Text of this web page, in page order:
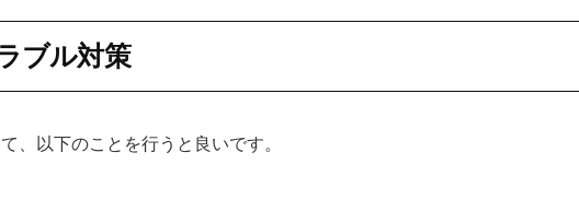
ブル対策
、以下のことを行うと良いです。